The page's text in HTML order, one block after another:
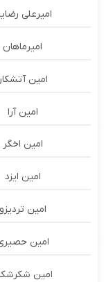
امیرعلی
امیرماهان
امین آتشکار
امین آرا
امین اخگر
امین ایزد
امین تردیزو
امین
امین